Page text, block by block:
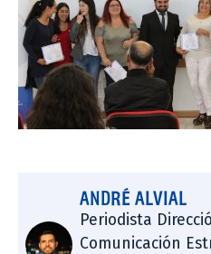
ANDRÉ ALVIAL
Periodista
Comunicación